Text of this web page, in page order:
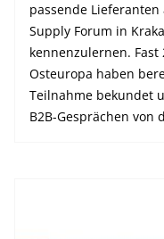
passende Lieferanten
Supply Forum in
kennenzulernen.
Osteuropa haben
Teilnahme bekundet
B2B-Gesprächen